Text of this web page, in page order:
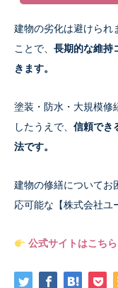
建物の劣化は避けられ
ことで、 長期的な維持
きます。
塗装・防水・大規模修
したうえで、 信頼でき
法です。
建物の修繕についてお
応可能な【株式会社ユ
公式サイトはこちら